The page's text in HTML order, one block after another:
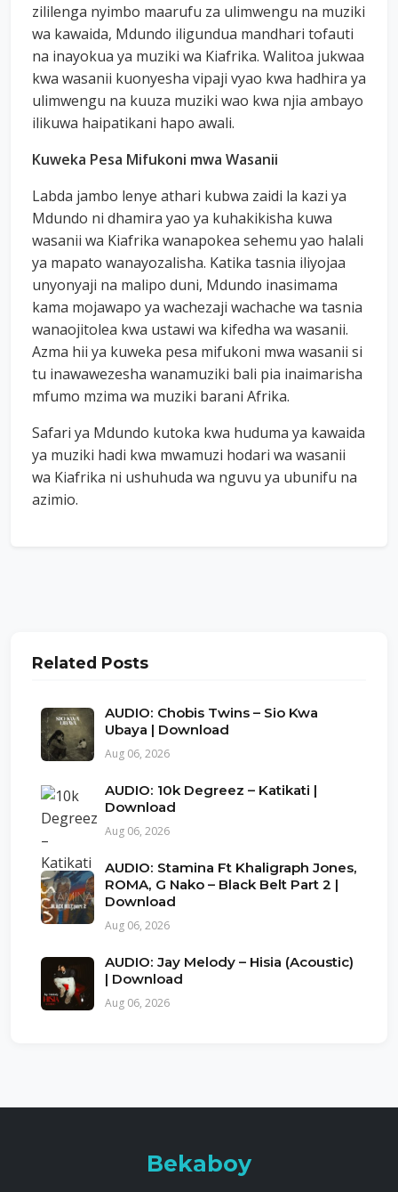
zililenga nyimbo maarufu za ulimwengu na muziki
wa kawaida, Mdundo iligundua mandhari tofauti
na inayokua ya muziki wa Kiafrika. Walitoa jukwaa
kwa wasanii kuonyesha vipaji vyao kwa hadhira ya
ulimwengu na kuuza muziki wao kwa njia ambayo
ilikuwa haipatikani hapo awali.
Kuweka Pesa Mifukoni mwa Wasanii
Labda jambo lenye athari kubwa zaidi la kazi ya
Mdundo ni dhamira yao ya kuhakikisha kuwa
wasanii wa Kiafrika wanapokea sehemu yao halali
ya mapato wanayozalisha. Katika tasnia iliyojaa
unyonyaji na malipo duni, Mdundo inasimama
kama mojawapo ya wachezaji wachache wa tasnia
wanaojitolea kwa ustawi wa kifedha wa wasanii.
Azma hii ya kuweka pesa mifukoni mwa wasanii si
tu inawawezesha wanamuziki bali pia inaimarisha
mfumo mzima wa muziki barani Afrika.
Safari ya Mdundo kutoka kwa huduma ya kawaida
ya muziki hadi kwa mwamuzi hodari wa wasanii
wa Kiafrika ni ushuhuda wa nguvu ya ubunifu na
azimio.
Related Posts
AUDIO: Chobis Twins – Sio Kwa
Ubaya | Download
Aug 06, 2026
AUDIO: 10k Degreez – Katikati |
Download
Aug 06, 2026
AUDIO: Stamina Ft Khaligraph Jones,
ROMA, G Nako – Black Belt Part 2 |
Download
Aug 06, 2026
AUDIO: Jay Melody – Hisia (Acoustic)
| Download
Aug 06, 2026
Bekaboy